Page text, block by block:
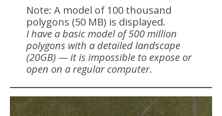
Note: A model of 100 thousand
polygons (50 MB) is displayed.
I have a basic model of 500 million
polygons with a detailed landscape
(20GB) — it is impossible to expose or
open on a regular computer.